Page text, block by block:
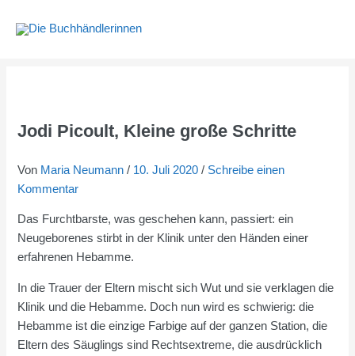
Inhalt
Jodi Picoult, Kleine große Schritte
Von Maria Neumann/ 10. Juli 2020/ Schreibe einen
Kommentar
Das Furchtbarste, was geschehen kann, passiert: ein
Neugeborenes stirbt in der Klinik unter den Händen einer
erfahrenen Hebamme.
In die Trauer der Eltern mischt sich Wut und sie verklagen die
Klinik und die Hebamme. Doch nun wird es schwierig: die
Hebamme ist die einzige Farbige auf der ganzen Station, die
Eltern des Säuglings sind Rechtsextreme, die ausdrücklich